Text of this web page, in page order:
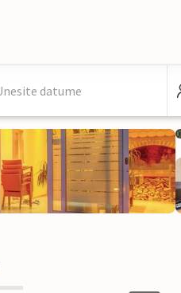
datume